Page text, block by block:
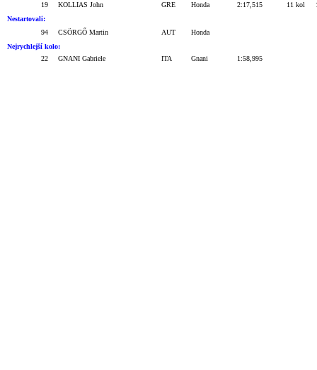
19
KOLLIAS John GRE Honda 2:17,515 11 kol
Nestartovali:
94
CSÖRGŐ Martin AUT
Honda
Nejrychlejší kolo:
22
GNANI Gabriele ITA Gnani 1:58,995